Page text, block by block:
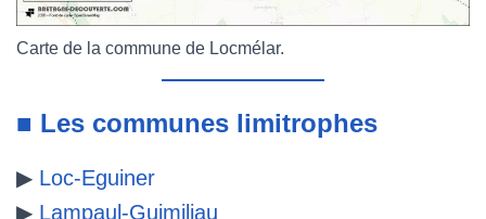
Carte de la commune de Locmélar.
■ Les communes limitrophes
▶ Loc-Eguiner
▶ Lampaul-Guimiliau